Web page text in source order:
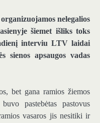
nelegalios
šiemet išliks toks
interviu LTV laidai
sienos apsaugos vadas
bet gana ramios žiemos
pastebėtas pastovus
vasaros jis nesitiki ir